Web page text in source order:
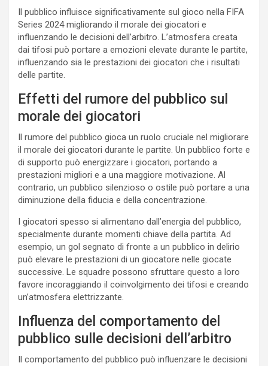
Il pubblico influisce significativamente sul gioco nella FIFA
Series 2024 migliorando il morale dei giocatori e
influenzando le decisioni dell’arbitro. L’atmosfera creata
dai tifosi può portare a emozioni elevate durante le partite,
influenzando sia le prestazioni dei giocatori che i risultati
delle partite.
Effetti del rumore del pubblico sul
morale dei giocatori
Il rumore del pubblico gioca un ruolo cruciale nel migliorare
il morale dei giocatori durante le partite. Un pubblico forte e
di supporto può energizzare i giocatori, portando a
prestazioni migliori e a una maggiore motivazione. Al
contrario, un pubblico silenzioso o ostile può portare a una
diminuzione della fiducia e della concentrazione.
I giocatori spesso si alimentano dall’energia del pubblico,
specialmente durante momenti chiave della partita. Ad
esempio, un gol segnato di fronte a un pubblico in delirio
può elevare le prestazioni di un giocatore nelle giocate
successive. Le squadre possono sfruttare questo a loro
favore incoraggiando il coinvolgimento dei tifosi e creando
un’atmosfera elettrizzante.
Influenza del comportamento del
pubblico sulle decisioni dell’arbitro
Il comportamento del pubblico può influenzare le decisioni